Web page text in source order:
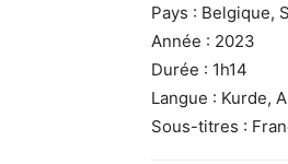
Pays : Belgique,
Année : 2023
Durée : 1h14
Langue : Kurde,
Sous-titres :